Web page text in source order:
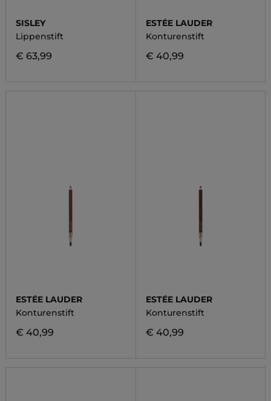
SISLEY
Lippenstift
€ 63,99
ESTÉE LAUDER
Konturenstift
€ 40,99
ESTÉE LAUDER
Konturenstift
€ 40,99
ESTÉE LAUDER
Konturenstift
€ 40,99